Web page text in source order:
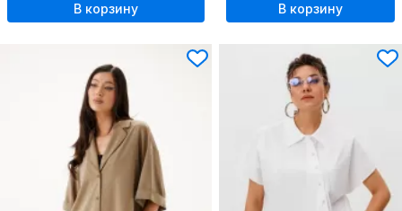
В корзину В корзину